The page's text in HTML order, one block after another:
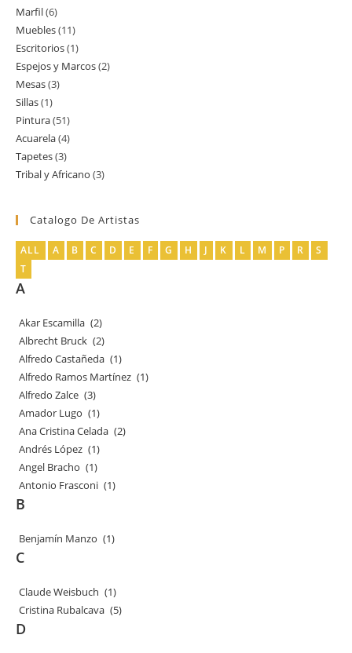
Marfil 66
productos
Muebles 1111
productos
Escritorios 11
producto
Espejos y Marcos 22
Mesas 33
Sillas 11
producto
Pintura 5151
productos
Acuarela 44
productos
Tapetes 33
productos
Tribal y Africano 33
Catalogo De Artistas
ALL A B C D E F G H J K L M P R
S
T
A
Akar Escamilla (2)
Albrecht Bruck (2)
Alfredo Castañeda (1)
Alfredo Ramos Martínez (1)
Alfredo Zalce (3)
Amador Lugo (1)
Ana Cristina Celada (2)
Andrés López (1)
Angel Bracho (1)
Antonio Frasconi (1)
B
Benjamín Manzo (1)
C
Claude Weisbuch (1)
Cristina Rubalcava (5)
D